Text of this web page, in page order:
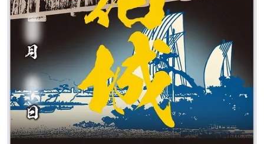
活動
御城印販売
Spot Tour デジタルスタンプラ
リー
千葉県の御城印
お知らせ